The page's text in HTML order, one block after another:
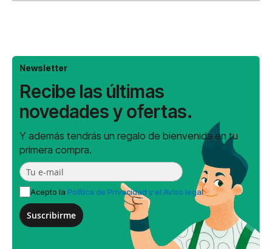
Newsletter
Recibe las últimas
novedades y ofertas.
Y además tendrás un regalo de bienvenida en tu
primera compra.
Acepto la Política de Privacidad y el Aviso legal
Suscribirme